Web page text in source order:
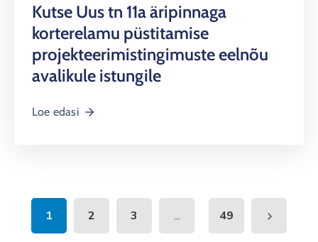
Kutse Uus tn 11a äripinnaga
korterelamu püstitamise
projekteerimistingimuste eelnõu
avalikule istungile
Loe edasi
1 2 3 ... 49